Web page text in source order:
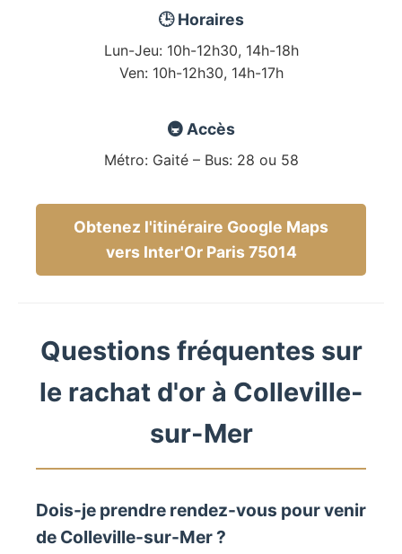
🕒 Horaires
Lun-Jeu: 10h-12h30, 14h-18h
Ven: 10h-12h30, 14h-17h
🚇 Accès
Métro: Gaité – Bus: 28 ou 58
Obtenez l'itinéraire Google Maps
vers Inter'Or Paris 75014
Questions fréquentes sur
le rachat d'or à Colleville-
sur-Mer
Dois-je prendre rendez-vous pour venir
de Colleville-sur-Mer ?